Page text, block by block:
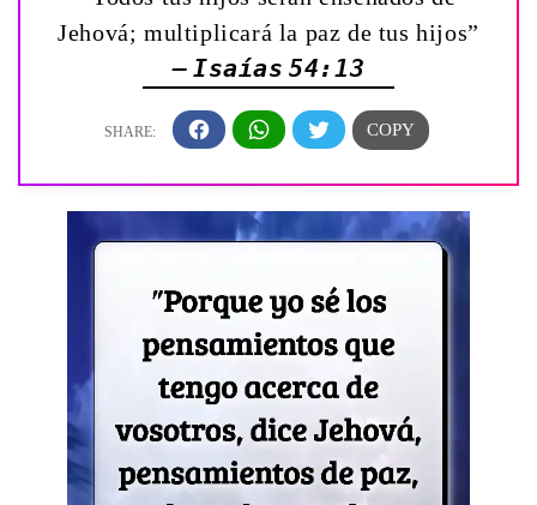
Jehová; multiplicará la paz de tus hijos”
— Isaías 54:13